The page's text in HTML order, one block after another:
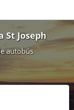
St Joseph
autobús